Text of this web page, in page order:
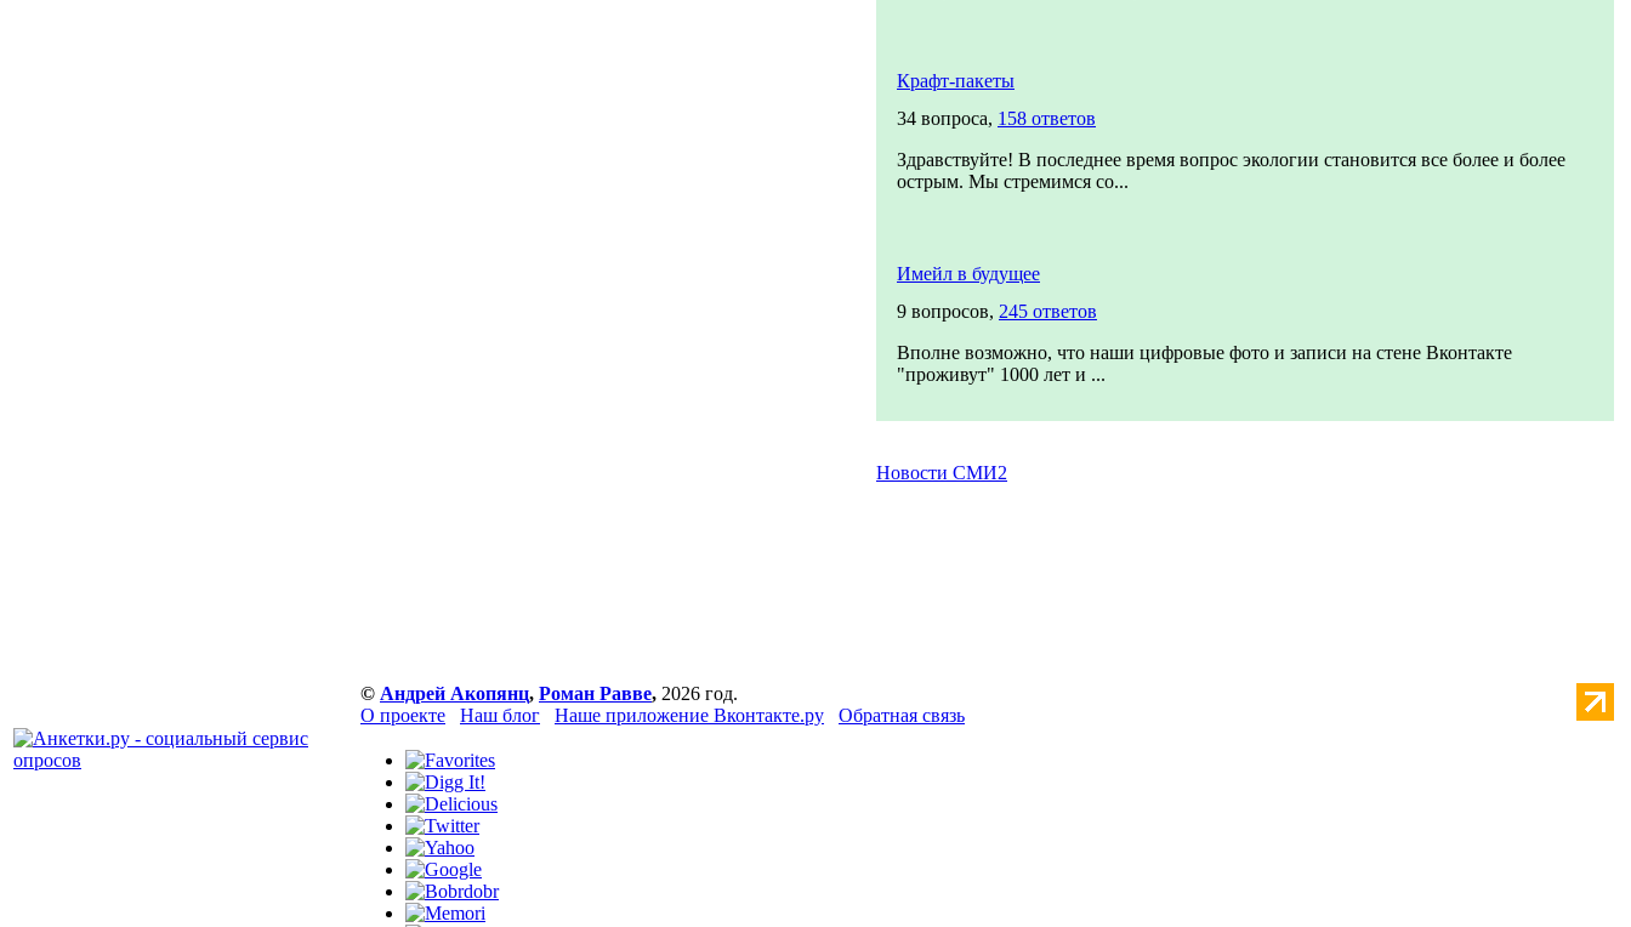
Крафт-пакеты
34 вопроса, 158 ответов
Здравствуйте! В последнее время вопрос экологии становится все более и более
острым. Мы стремимся со...
Имейл в будущее
9 вопросов, 245 ответов
Вполне возможно, что наши цифровые фото и записи на стене Вконтакте
"проживут" 1000 лет и ...
Новости СМИ2
© Андрей Акопянц, Роман Равве, 2026 год.
О проекте
Наш блог Наше приложение Вконтакте.ру Обратная связь